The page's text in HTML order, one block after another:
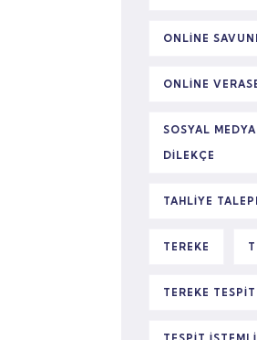
ONLINE
ONLINE
SOSYAL
DILEKÇE
TAHLIYE
TEREKE
TEREKE TESPIT